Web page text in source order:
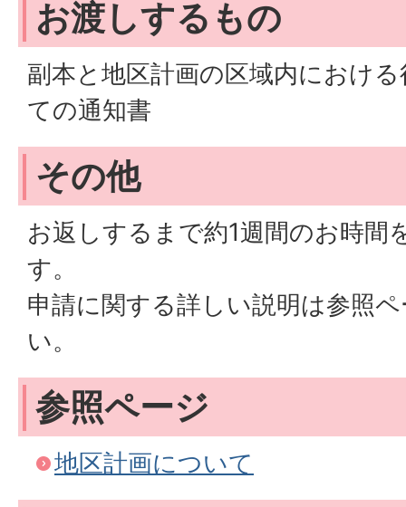
お渡しするもの
副本と地区計画の区域内におけ
ての通知書
その他
お返しするまで約1週間のお時間
す。
申請に関する詳しい説明は参照
い。
参照ページ
地区計画について